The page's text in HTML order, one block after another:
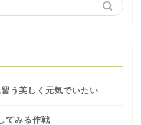
う美しく元気でいたい
てみる作戦